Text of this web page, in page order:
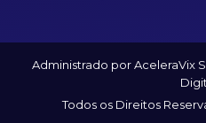
Administrado por AceleraVix
Todos os Direitos